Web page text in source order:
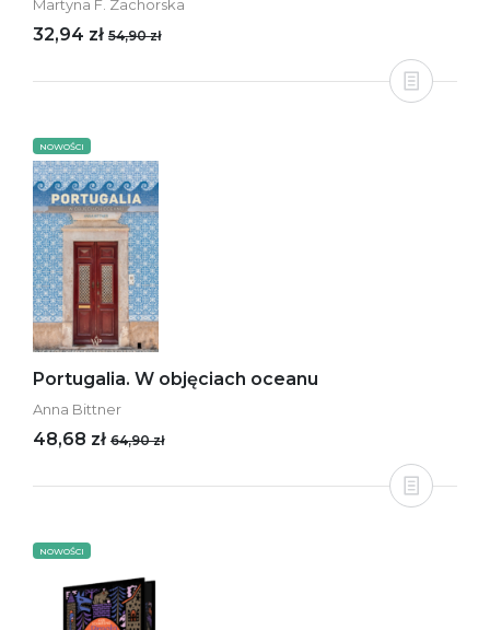
Martyna F. Zachorska
32,94 zł 54,90 zł
NOWOŚCI
Portugalia. W objęciach oceanu
Anna Bittner
48,68 zł 64,90 zł
NOWOŚCI